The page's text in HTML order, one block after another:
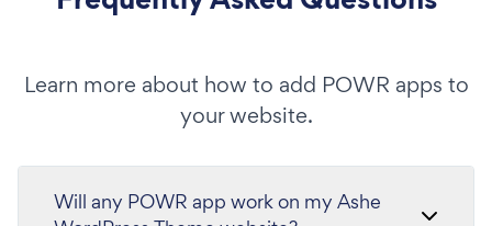
Learn more about how to add POWR apps to
your website.
Will any POWR app work on my Ashe